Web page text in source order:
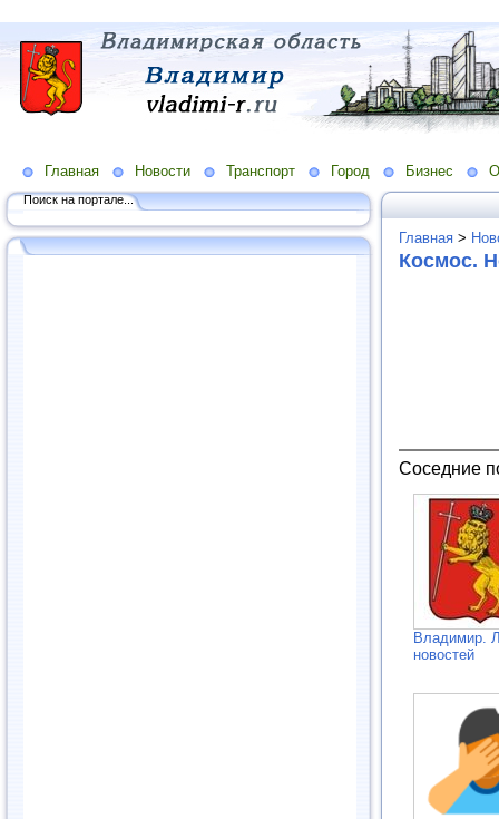
Главная Новости Транспорт Город Бизнес
Поиск на портале...
Главная >
Космос.
Соседние
Владимир.
новостей